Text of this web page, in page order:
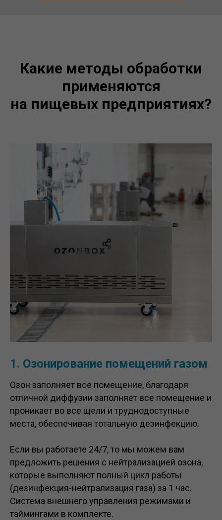
Какие методы обработки
применяются
на пищевых предприятиях?
1. Озонирование помещений газом
Озон заполняет все помещение, благодаря
отличной диффузии заполняет все помещение и
проникает во все щели и труднодоступные
места, обеспечивая тотальную дезинфекцию.
Если вы работаете 24/7, то мы можем вам
предложить решения с нейтрализацией озона,
которые выполняют полный цикл работы
(дезинфекция-нейтрализация газа) за 1 час.
Система внешнего управления режимами и
таймингами в комплекте.